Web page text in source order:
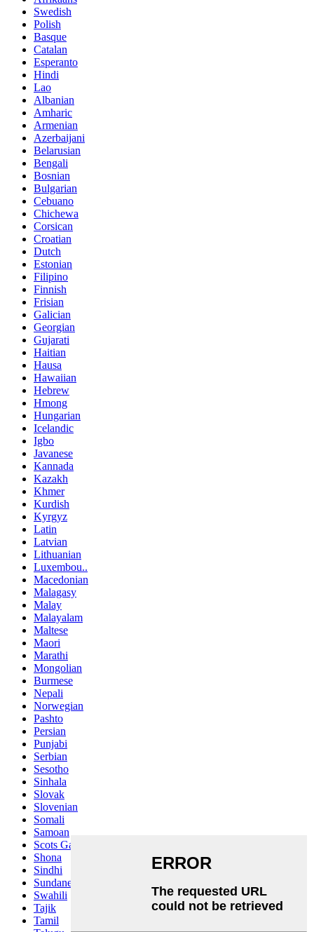
Swedish
Polish
Basque
Catalan
Esperanto
Hindi
Lao
Albanian
Amharic
Armenian
Azerbaijani
Belarusian
Bengali
Bosnian
Bulgarian
Cebuano
Chichewa
Corsican
Croatian
Dutch
Estonian
Filipino
Finnish
Frisian
Galician
Georgian
Gujarati
Haitian
Hausa
Hawaiian
Hebrew
Hmong
Hungarian
Icelandic
Igbo
Javanese
Kannada
Kazakh
Khmer
Kurdish
Kyrgyz
Latin
Latvian
Lithuanian
Luxembou..
Macedonian
Malagasy
Malay
Malayalam
Maltese
Maori
Marathi
Mongolian
Burmese
Nepali
Norwegian
Pashto
Persian
Punjabi
Serbian
Sesotho
Sinhala
Slovak
Slovenian
Somali
Samoan
Scots Gaelic
Shona
Sindhi
Sundanese
Swahili
Tajik
Tamil